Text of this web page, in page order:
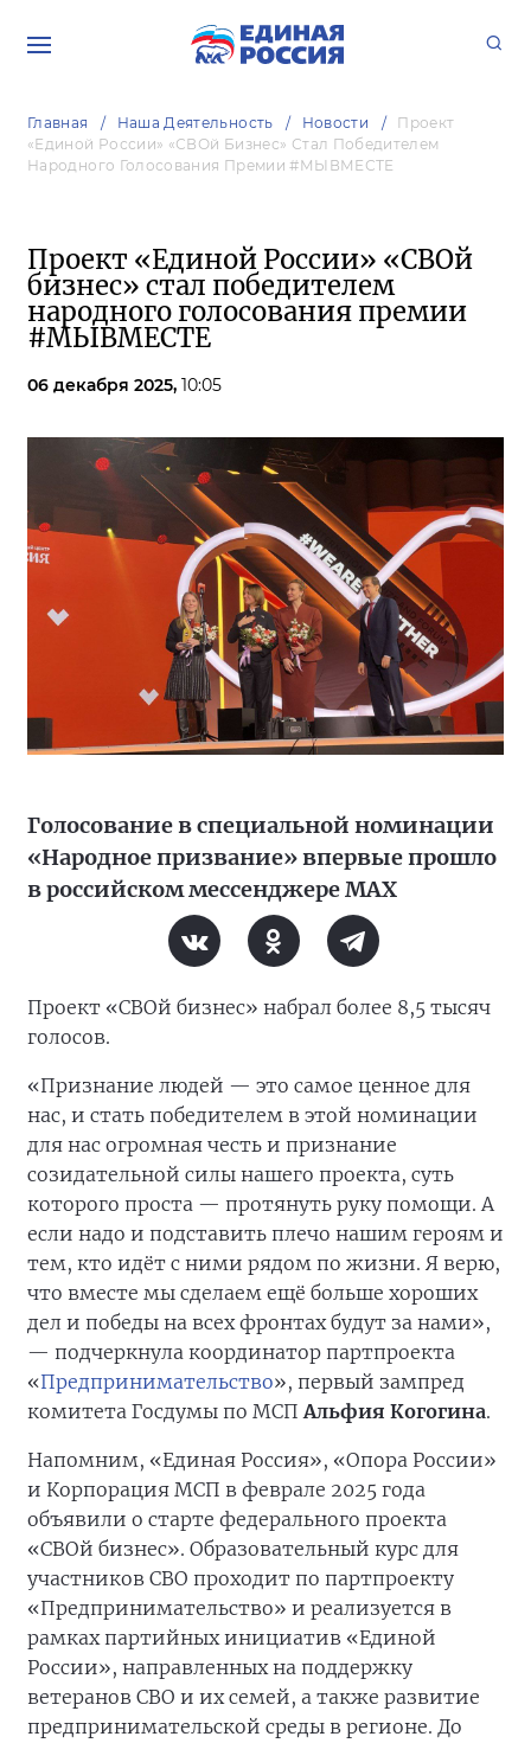
Главная Наша Деятельность Новости
Проект
«Единой России» «СВОй Бизнес» Стал Победителем
Народного Голосования Премии #МЫВМЕСТЕ
Проект «Единой России» «СВОй
бизнес» стал победителем
народного голосования премии
#МЫВМЕСТЕ
06 декабря 2025, 10:05
Голосование в специальной номинации
«Народное призвание» впервые прошло
в российском мессенджере MAX
Проект «СВОй бизнес» набрал более 8,5 тысяч
голосов.
«Признание людей — это самое ценное для
нас, и стать победителем в этой номинации
для нас огромная честь и признание
созидательной силы нашего проекта, суть
которого проста — протянуть руку помощи. А
если надо и подставить плечо нашим героям и
тем, кто идёт с ними рядом по жизни. Я верю,
что вместе мы сделаем ещё больше хороших
дел и победы на всех фронтах будут за нами»,
— подчеркнула координатор партпроекта
«Предпринимательство», первый зампред
комитета Госдумы по МСПАльфия Когогина.
Напомним, «Единая Россия», «Опора России»
и Корпорация МСП в феврале 2025 года
объявили о старте федерального проекта
«СВОй бизнес». Образовательный курс для
участников СВО проходит по партпроекту
«Предпринимательство» и реализуется в
рамках партийных инициатив «Единой
России», направленных на поддержку
ветеранов СВО и их семей, а также развитие
предпринимательской среды в регионе. До